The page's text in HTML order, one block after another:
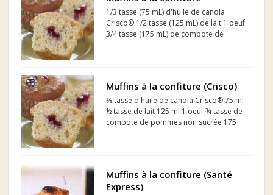
1/3 tasse (75 mL) d'huile de canola
Crisco® 1/2 tasse (125 mL) de lait 1 oeuf
3/4 tasse (175 mL) de compote de
Hood® 2/3 tasse (150 mL) de sucre 1 c.
Muffins à la confiture (Crisco)
⅓ tasse d'huile de canola Crisco® 75 ml
½ tasse de lait 125 ml 1 oeuf ¾ tasse de
compote de pommes non sucrée 175
c. à soupe de poudre à pâte ...
Muffins à la confiture (Santé
Express)